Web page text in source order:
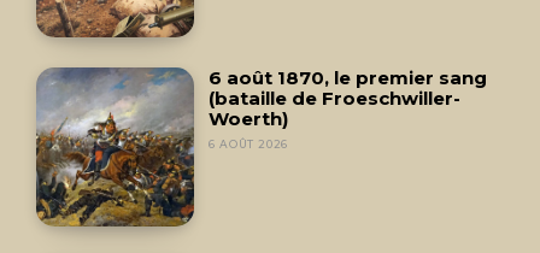
6 août 1870, le premier sang
(bataille de Froeschwiller-
Woerth)
6 AOÛT 2026